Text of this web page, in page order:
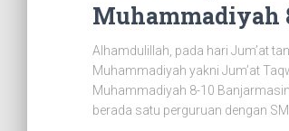
Muhammadiyah
Alhamdulillah, pada hari Jum’at
Muhammadiyah yakni Jum’at
Muhammadiyah 8-10
berada satu perguruan dengan